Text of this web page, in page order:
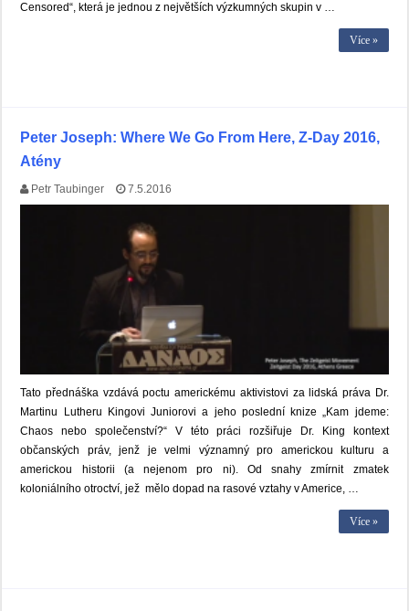
Censored“, která je jednou z největších výzkumných skupin v …
Více »
Peter Joseph: Where We Go From Here, Z-Day 2016,
Atény
Petr Taubinger 7.5.2016
Tato přednáška vzdává poctu americkému aktivistovi za lidská práva Dr.
Martinu Lutheru Kingovi Juniorovi a jeho poslední knize „Kam jdeme:
Chaos nebo společenství?“ V této práci rozšiřuje Dr. King kontext
občanských práv, jenž je velmi významný pro americkou kulturu a
americkou historii (a nejenom pro ni). Od snahy zmírnit zmatek
koloniálního otroctví, jež mělo dopad na rasové vztahy v Americe, …
Více »